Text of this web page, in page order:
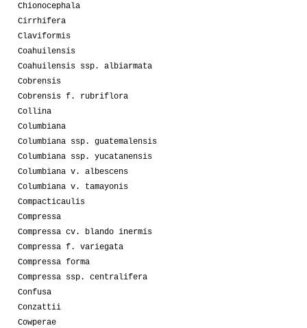
Chionocephala
Cirrhifera
Claviformis
Coahuilensis
Coahuilensis ssp. albiarmata
Cobrensis
Cobrensis f. rubriflora
Collina
Columbiana
Columbiana ssp. guatemalensis
Columbiana ssp. yucatanensis
Columbiana v. albescens
Columbiana v. tamayonis
Compacticaulis
Compressa
Compressa cv. blando inermis
Compressa f. variegata
Compressa forma
Compressa ssp. centralifera
Confusa
Conzattii
Cowperae